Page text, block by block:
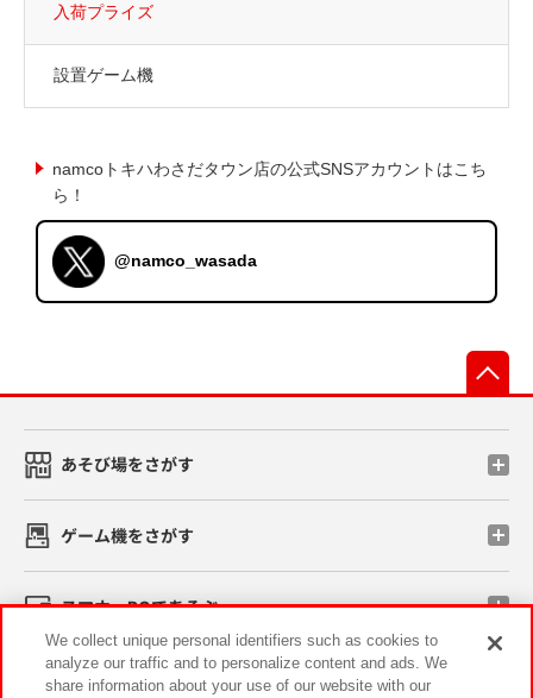
入荷プライズ
設置ゲーム機
namcoトキハわさだタウン店の公式SNSアカウントはこち
ら！
@namco_wasada
あそび場をさがす
ゲーム機をさがす
スマホ・PCであそぶ
イベント・キャンペーン
We collect unique personal identifiers such as cookies to
analyze our traffic and to personalize content and ads. We
share information about your use of our website with our